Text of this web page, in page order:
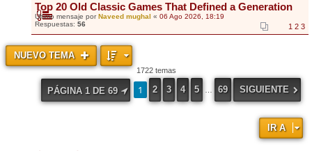
Top 20 Old Classic Games That Defined a Generation
Último mensaje porNaveed mughal « 06 Ago 2026, 18:19
Respuestas: 56 1 2 3
NUEVO TEMA
1722 temas
PÁGINA 1DE 69 1 2 3 4 5 69 SIGUIENTE
IR A